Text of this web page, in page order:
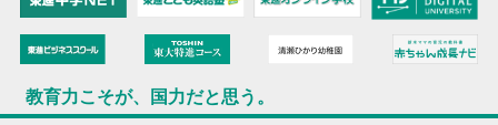
教育力こそが、国力だと思う。